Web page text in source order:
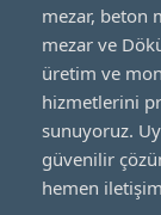
mezar, beton
mezar ve
üretim ve
hizmetlerini
sunuyoruz.
güvenilir
hemen